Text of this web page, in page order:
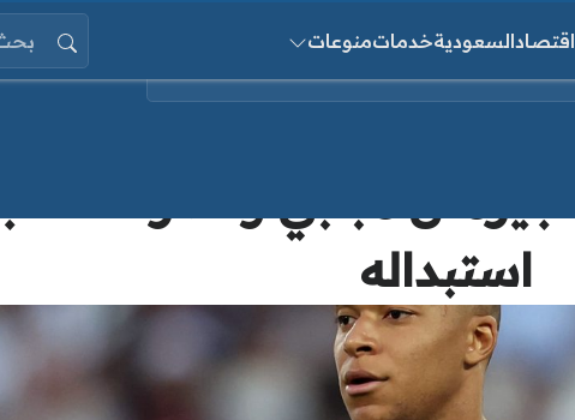
اقتصادالسعوديةخدماتمنوعات
البحث عن:
استبداله